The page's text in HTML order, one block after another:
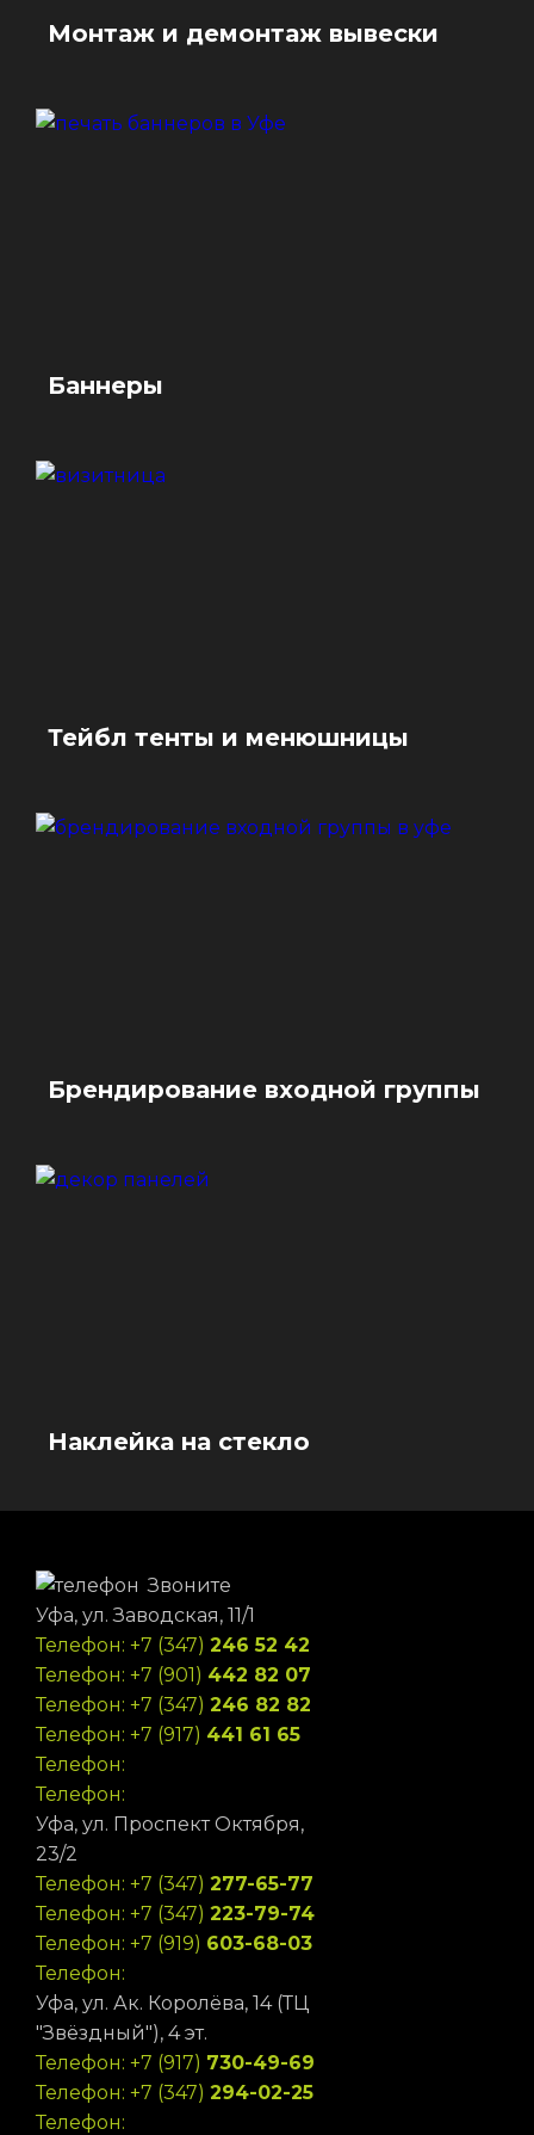
Монтаж и демонтаж вывески
Баннеры
Тейбл тенты и менюшницы
Брендирование входной группы
Наклейка на стекло
Звоните
Телефон: +7 (347) 246 52 42
Телефон: +7 (901) 442 82 07
Телефон: +7 (347) 246 82 82
Телефон: +7 (917) 441 61 65
Телефон:
Телефон:
Уфа, ул. Заводская, 11/1
Телефон: +7 (347) 277-65-77
Телефон: +7 (347) 223-79-74
Телефон: +7 (919) 603-68-03
Телефон:
Уфа, ул. Проспект Октября,
23/2
Телефон: +7 (917) 730-49-69
Телефон: +7 (347) 294-02-25
Телефон:
Уфа, ул. Ак. Королёва, 14 (ТЦ
"Звёздный"), 4 эт.